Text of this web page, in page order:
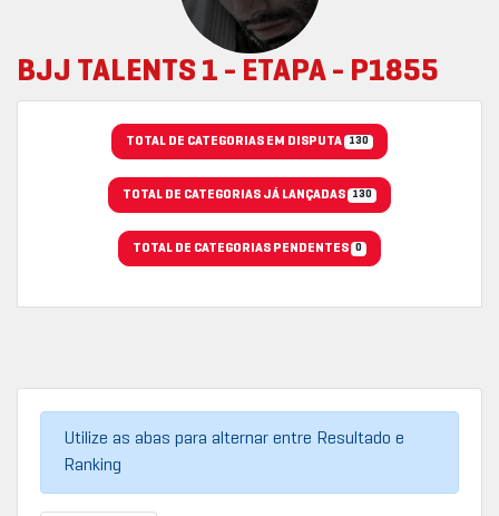
BJJ TALENTS 1 - ETAPA - P1855
TOTAL DE CATEGORIAS EM DISPUTA 130
TOTAL DE CATEGORIAS JÁ LANÇADAS 130
TOTAL DE CATEGORIAS PENDENTES 0
Utilize as abas para alternar entre Resultado e
Ranking